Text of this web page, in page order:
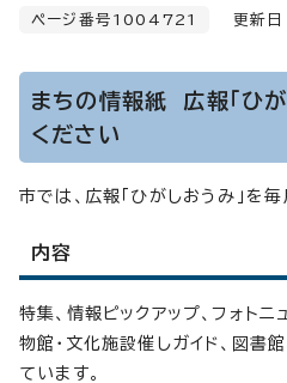
ページ番号1004721 更新日
まちの情報紙 広報「ひ
ください
市では、広報「ひがしおうみ」を
内容
特集、情報ピックアップ、フォトニ
物館・文化施設催しガイド、図書
ています。